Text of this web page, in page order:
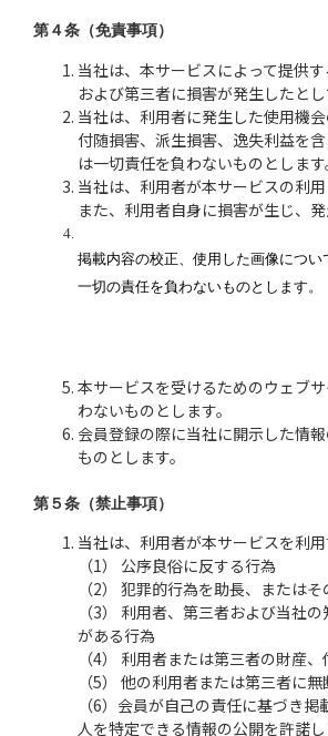
第４条（免責事項）
当社は、本サービスによって提供
および第三者に損害が発生したと
当社は、利用者に発生した使用機
付随損害、派生損害、逸失利益を
は一切責任を負わないものとします
当社は、利用者が本サービスの利
また、利用者自身に損害が生じ、
掲載内容の校正、使用した画像につ
一切の責任を負わないものとします。
本サービスを受けるためのウェブ
わないものとします。
会員登録の際に当社に開示した情
ものとします。
第５条（禁止事項）
当社は、利用者が本サービスを利
（1） 公序良俗に反する行為
（2） 犯罪的行為を助長、または
（3） 利用者、第三者および当社
がある行為
（4） 利用者または第三者の財産
（5） 他の利用者または第三者に
（6）会員が自己の責任に基づき
人を特定できる情報の公開を許諾